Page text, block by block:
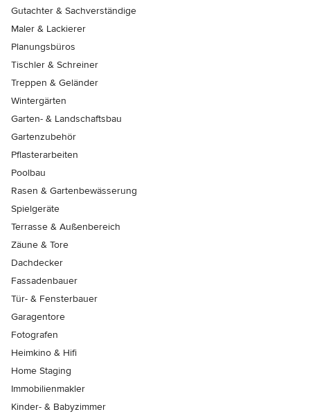
Gutachter & Sachverständige
Maler & Lackierer
Planungsbüros
Tischler & Schreiner
Treppen & Geländer
Wintergärten
Garten- & Landschaftsbau
Gartenzubehör
Pflasterarbeiten
Poolbau
Rasen & Gartenbewässerung
Spielgeräte
Terrasse & Außenbereich
Zäune & Tore
Dachdecker
Fassadenbauer
Tür- & Fensterbauer
Garagentore
Fotografen
Heimkino & Hifi
Home Staging
Immobilienmakler
Kinder- & Babyzimmer